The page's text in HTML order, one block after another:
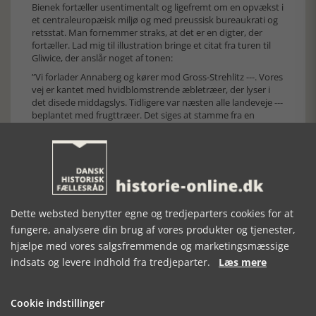
Bienek fortæller usentimentalt og ligefremt om en opvækst i
et centraleuropæisk miljø og med preussisk bureaukrati og
retsstat. Man fornemmer straks, at det er en digter, der
fortæller. Lad mig til illustration bringe et citat fra turen til
Gliwice, der anslår noget af tonen:
”Vi forlader Annaberg og kører mod Gross-Strehlitz ---. Vores
vej er kantet med hvidblomstrende æbletræer, der lyser i
det disede middagslys. Tidligere var næsten alle landeveje ---
beplantet med frugttræer. Det siges at stamme fra en
været skørbug og andre sygdomme forårsagede af
for hele befolkningen” (side 29).
Forfatteren fortæller om sin opvækst som efternøler i en
børnerig familie med en voldelig far og en mor, der dør, da
Horst blot er en stor knægt. Om hårdtslående opdragelses-
og indlæringsmetoder i både hjem og skole. Om nazismens
opkomst og udvikling. Om jøderne, der gradvist udfases og
forsvinder – enten i stille emigration eller til ghettoer i Polen.
Om tog, der passerer Gleiwitz med retning mod Auschwitz –
du til Auschwitz, underforstået ind i det mørke soveværelse.
Dette websted benytter egne og tredjeparters cookies for at
fungere, analysere din brug af vores produkter og tjenester,
hjælpe med vores salgsfremmende og marketingsmæssige
indsats og levere indhold fra tredjeparter. Læs mere
Cookie indstillinger